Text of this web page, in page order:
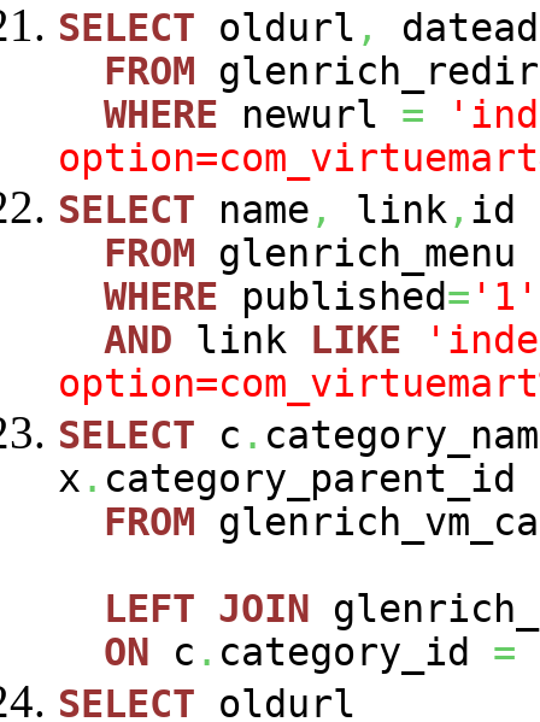
SELECT oldurl ,
FROM
WHERE newurl =
SELECT name , link, id
FROM glenrich_menu
WHERE published= '1'
AND link LIKE
SELECT c .
x . category_parent_id
FROM
LEFT JOIN
ON c . category_id =
SELECT oldurl